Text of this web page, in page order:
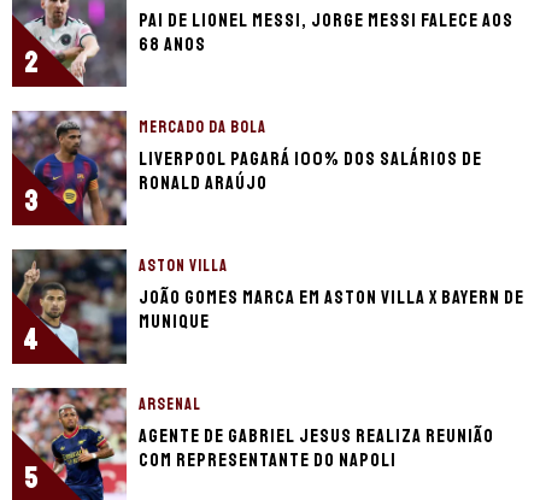
2
Pai de Lionel Messi, Jorge Messi falece aos
68 anos
3
MERCADO DA BOLA
Liverpool pagará 100% dos salários de
Ronald Araújo
4
ASTON VILLA
João Gomes marca em Aston Villa x Bayern de
Munique
5
ARSENAL
Agente de Gabriel Jesus realiza reunião
com representante do Napoli